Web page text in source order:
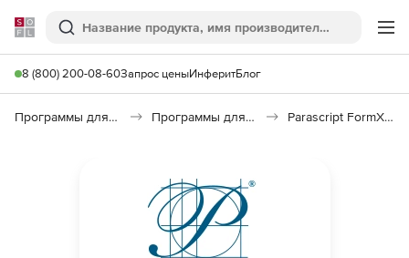
Softline
Поиск
8 (800) 200-08-60Запрос ценыИнферитБлог
Программы для работы с текстом Программы для распознавания текста и речи Parascript FormXtra Capture